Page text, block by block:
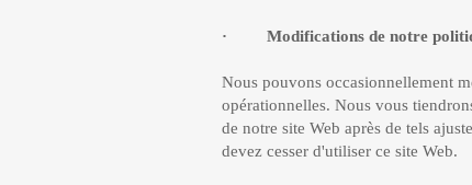
· Modifications de notre
Nous pouvons occasionnellement
opérationnelles. Nous vous
de notre site Web après de tels
devez cesser d'utiliser ce site Web.